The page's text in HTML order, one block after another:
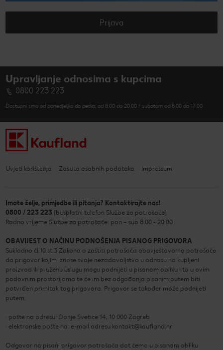
Prijava
Upravljanje odnosima s kupcima
0800 223 223
Dostupni smo od ponedjeljka do petka, od 8.00 do 20.00 / subotom od 8.00 do 17.00
Uvjeti korištenja Zaštita osobnih podataka Impressum
Imate želje, primjedbe ili pitanja? Kontaktirajte nas!
0800 / 223 223 (besplatni telefon Službe za potrošače)
Radno vrijeme Službe za potrošače: pon – sub 8:00 - 20:00
OBAVIJEST O NAČINU PODNOŠENJA PISANOG PRIGOVORA
Sukladno čl.10.st.3 Zakona o zaštiti potrošača obavještavamo potrošače
da prigovor kojim iznose svoje nezadovoljstvo u odnosu na kupljeni
proizvod ili pruženu uslugu mogu podnijeti u pisanom obliku i to u ovim
poslovnim prostorijama te će im bez odgađanja pisanim putem biti
potvrđen primitak tog prigovora. Prigovor se također može podnijeti
putem:
· pošte na adresu: Donje Svetice 14, 10 000 Zagreb
· elektronske pošte na: e-mail adresu kontakt@kaufland.hr
Odgovor na pisani prigovor potrošača dat ćemo u pisanom obliku